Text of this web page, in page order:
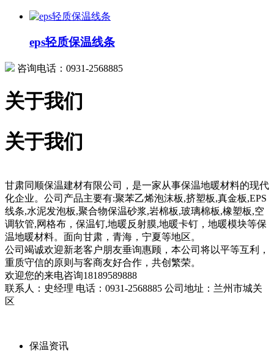
eps轻质保温线条
咨询电话：0931-2568885
关于我们
关于我们
甘肃同顺保温建材有限公司，是一家从事保温地暖材料的现代
化企业。公司产品主要有:聚苯乙烯泡沫板,挤塑板,真金板,EPS
线条,水泥发泡板,聚合物保温砂浆,岩棉板,玻璃棉板,橡塑板,空
调软管,网格布，保温钉,地暖反射膜,地暖卡钉，地暖模块等保
温地暖材料。面向甘肃，青海，宁夏等地区。
公司竭诚欢迎新老客户朋友垂询惠顾，本公司将以平等互利，
重质守信的原则与客商友好合作，共创繁荣。
欢迎您的来电咨询18189589888
联系人：史经理 电话：0931-2568885 公司地址：兰州市城关
区
保温资讯